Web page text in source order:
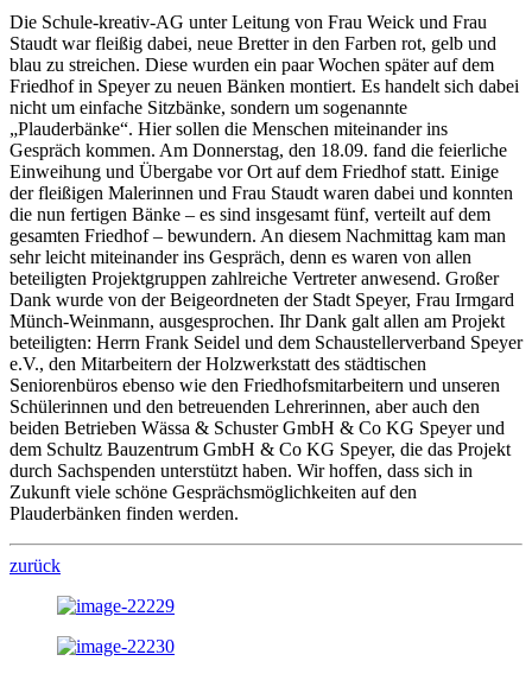
Die Schule-kreativ-AG unter Leitung von Frau Weick und Frau
Staudt war fleißig dabei, neue Bretter in den Farben rot, gelb und
blau zu streichen. Diese wurden ein paar Wochen später auf dem
Friedhof in Speyer zu neuen Bänken montiert. Es handelt sich dabei
nicht um einfache Sitzbänke, sondern um sogenannte
„Plauderbänke“. Hier sollen die Menschen miteinander ins
Gespräch kommen. Am Donnerstag, den 18.09. fand die feierliche
Einweihung und Übergabe vor Ort auf dem Friedhof statt. Einige
der fleißigen Malerinnen und Frau Staudt waren dabei und konnten
die nun fertigen Bänke – es sind insgesamt fünf, verteilt auf dem
gesamten Friedhof – bewundern. An diesem Nachmittag kam man
sehr leicht miteinander ins Gespräch, denn es waren von allen
beteiligten Projektgruppen zahlreiche Vertreter anwesend. Großer
Dank wurde von der Beigeordneten der Stadt Speyer, Frau Irmgard
Münch-Weinmann, ausgesprochen. Ihr Dank galt allen am Projekt
beteiligten: Herrn Frank Seidel und dem Schaustellerverband Speyer
e.V., den Mitarbeitern der Holzwerkstatt des städtischen
Seniorenbüros ebenso wie den Friedhofsmitarbeitern und unseren
Schülerinnen und den betreuenden Lehrerinnen, aber auch den
beiden Betrieben Wässa & Schuster GmbH & Co KG Speyer und
dem Schultz Bauzentrum GmbH & Co KG Speyer, die das Projekt
durch Sachspenden unterstützt haben. Wir hoffen, dass sich in
Zukunft viele schöne Gesprächsmöglichkeiten auf den
Plauderbänken finden werden.
zurück